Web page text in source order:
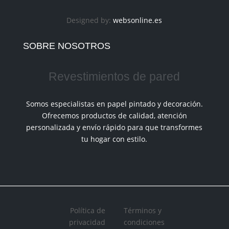
Designed by:websonline.es
SOBRE NOSOTROS
Revestimientos de pared
Somos especialistas en papel pintado y decoración.
Ofrecemos productos de calidad, atención
personalizada y envío rápido para que transformes
tu hogar con estilo.
Política de
privacidad
Términos y
condiciones